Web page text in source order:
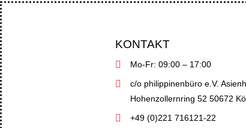
KONTAKT
Mo-Fr: 09:00 – 17:00
c/o philippinenbüro e.V.
Hohenzollernring 52 50672
+49 (0)221 716121-22